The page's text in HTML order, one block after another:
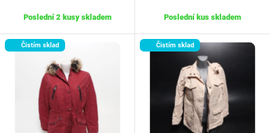
Poslední 2 kusy skladem Poslední kus skladem
Čistím sklad Čistím sklad